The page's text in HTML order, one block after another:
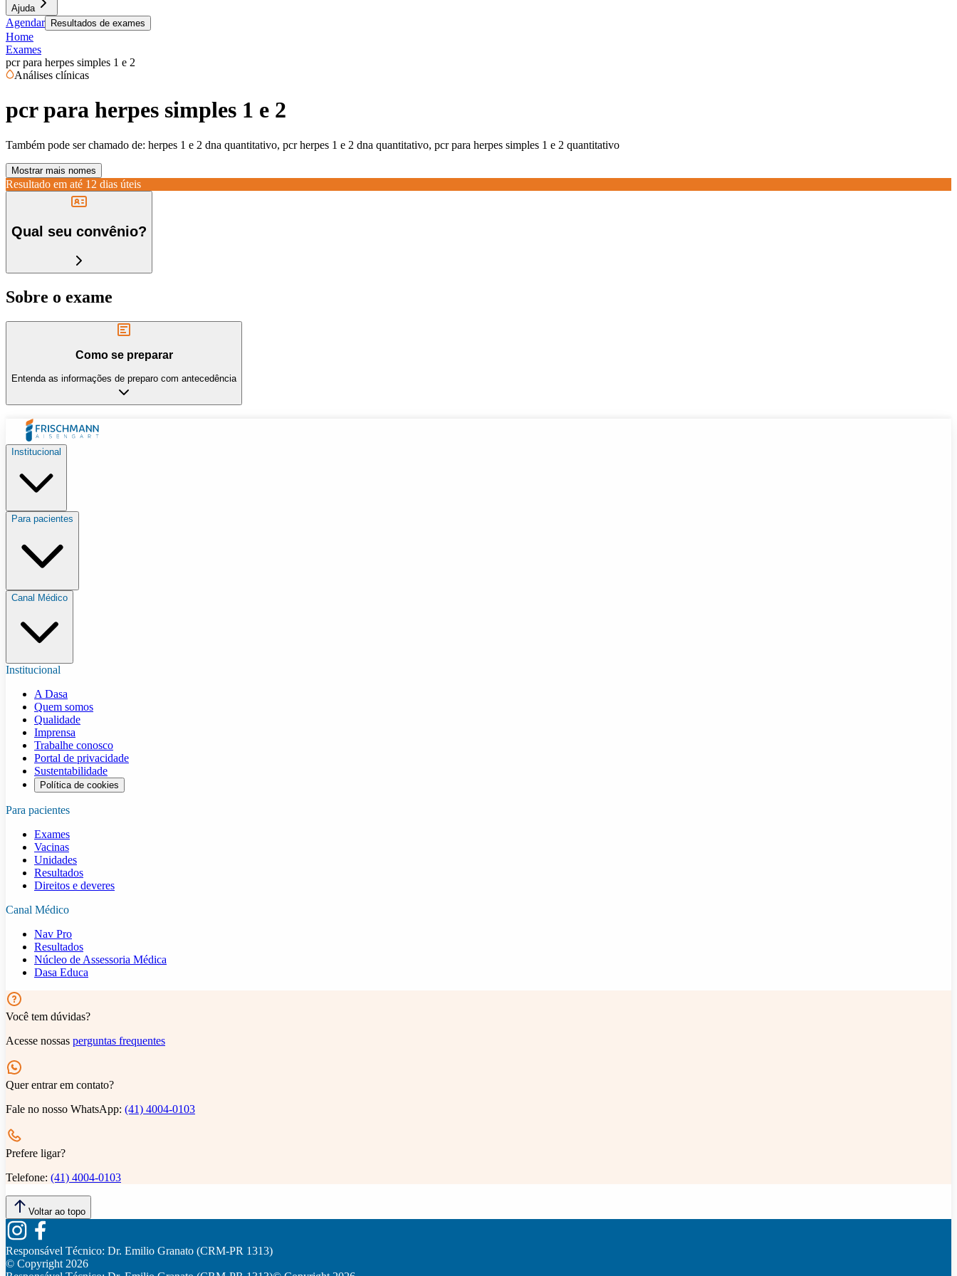
Ajuda
Agendar Resultados de exames
Home
Exames
pcr para herpes simples 1 e 2
Análises clínicas
pcr para herpes simples 1 e 2
Também pode ser chamado de: herpes 1 e 2 dna quantitativo, pcr herpes 1 e 2 dna quantitativo, pcr para herpes simples 1 e 2 quantitativo
Mostrar mais nomes
Resultado em até 12 dias úteis
Qual seu convênio?
Sobre o exame
Como se preparar
Entenda as informações de preparo com antecedência
Institucional
Para pacientes
Canal Médico
Institucional
A Dasa
Quem somos
Qualidade
Imprensa
Trabalhe conosco
Portal de privacidade
Sustentabilidade
Política de cookies
Para pacientes
Exames
Vacinas
Unidades
Resultados
Direitos e deveres
Canal Médico
Nav Pro
Resultados
Núcleo de Assessoria Médica
Dasa Educa
Você tem dúvidas?
Acesse nossas perguntas frequentes
Quer entrar em contato?
Fale no nosso WhatsApp: (41) 4004-0103
Prefere ligar?
Telefone: (41) 4004-0103
Voltar ao topo
Responsável Técnico: Dr. Emilio Granato (CRM-PR 1313)
© Copyright 2026